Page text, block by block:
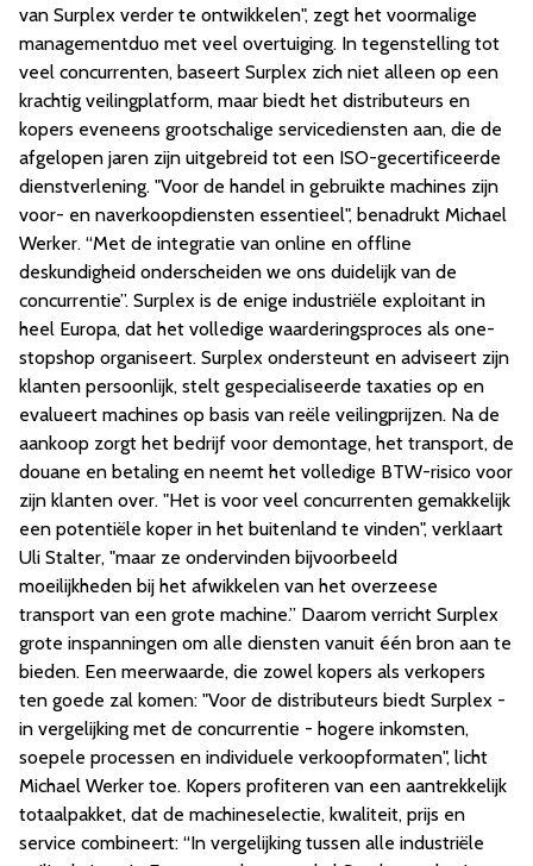
van Surplex verder te ontwikkelen", zegt het voormalige
managementduo met veel overtuiging. In tegenstelling tot
veel concurrenten, baseert Surplex zich niet alleen op een
krachtig veilingplatform, maar biedt het distributeurs en
kopers eveneens grootschalige servicediensten aan, die de
afgelopen jaren zijn uitgebreid tot een ISO-gecertificeerde
dienstverlening. "Voor de handel in gebruikte machines zijn
voor- en naverkoopdiensten essentieel", benadrukt Michael
Werker. “Met de integratie van online en offline
deskundigheid onderscheiden we ons duidelijk van de
concurrentie”. Surplex is de enige industriële exploitant in
heel Europa, dat het volledige waarderingsproces als one-
stopshop organiseert. Surplex ondersteunt en adviseert zijn
klanten persoonlijk, stelt gespecialiseerde taxaties op en
evalueert machines op basis van reële veilingprijzen. Na de
aankoop zorgt het bedrijf voor demontage, het transport, de
douane en betaling en neemt het volledige BTW-risico voor
zijn klanten over. "Het is voor veel concurrenten gemakkelijk
een potentiële koper in het buitenland te vinden", verklaart
Uli Stalter, "maar ze ondervinden bijvoorbeeld
moeilijkheden bij het afwikkelen van het overzeese
transport van een grote machine.” Daarom verricht Surplex
grote inspanningen om alle diensten vanuit één bron aan te
bieden. Een meerwaarde, die zowel kopers als verkopers
ten goede zal komen: "Voor de distributeurs biedt Surplex -
in vergelijking met de concurrentie - hogere inkomsten,
soepele processen en individuele verkoopformaten", licht
Michael Werker toe. Kopers profiteren van een aantrekkelijk
totaalpakket, dat de machineselectie, kwaliteit, prijs en
service combineert: “In vergelijking tussen alle industriële